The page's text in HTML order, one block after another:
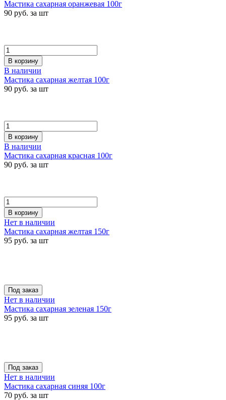
Мастика сахарная оранжевая 100г
90 руб. за шт
В корзину
В наличии
Мастика сахарная желтая 100г
90 руб. за шт
В корзину
В наличии
Мастика сахарная красная 100г
90 руб. за шт
В корзину
Нет в наличии
Мастика сахарная желтая 150г
95 руб. за шт
Под заказ
Нет в наличии
Мастика сахарная зеленая 150г
95 руб. за шт
Под заказ
Нет в наличии
Мастика сахарная синяя 100г
70 руб. за шт